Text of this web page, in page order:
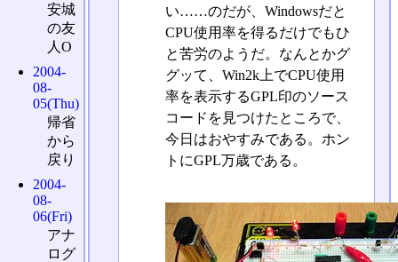
い……のだが、Windowsだと
CPU使用率を得るだけでもひ
と苦労のようだ。なんとかグ
グッて、Win2k上でCPU使用
率を表示するGPL印のソース
コードを見つけたところで、
今日はおやすみである。ホン
トにGPL万歳である。
安城
の友
人O
2004-
08-
05(Thu)
帰省
から
戻り
2004-
08-
06(Fri)
アナ
ログ